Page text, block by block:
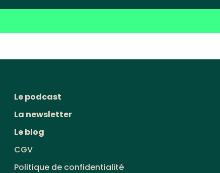
Le podcast
La newsletter
Le blog
CGV
Politique de confidentialité